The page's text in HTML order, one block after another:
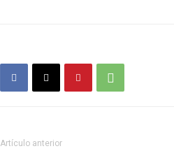
Artículo anterior